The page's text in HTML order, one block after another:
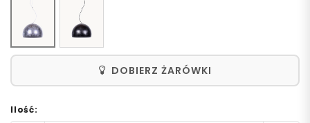
DOBIERZ ŻARÓWKI
Ilość: